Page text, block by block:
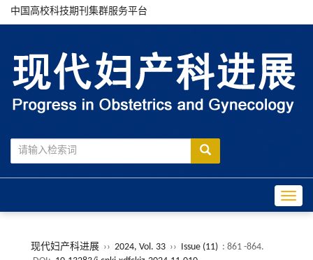
中国高校科技期刊集群服务平台
现代妇产科进展 ›› 2024, Vol. 33 ›› Issue (11) : 861 -864.